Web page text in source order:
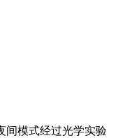
间模式经过光学实验